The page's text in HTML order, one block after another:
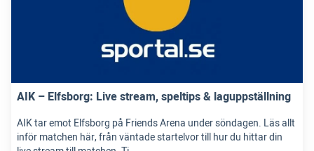
AIK – Elfsborg: Live stream, speltips & laguppställning
AIK tar emot Elfsborg på Friends Arena under söndagen. Läs allt
inför matchen här, från väntade startelvor till hur du hittar din